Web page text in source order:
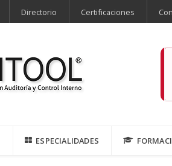
Directorio Certificaciones
ESPECIALIDADES